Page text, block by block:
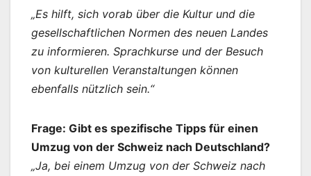
„Es hilft, sich vorab über die Kultur und die
gesellschaftlichen Normen des neuen Landes
zu informieren. Sprachkurse und der Besuch
von kulturellen Veranstaltungen können
ebenfalls nützlich sein.“
Frage: Gibt es spezifische Tipps für einen
Umzug von der Schweiz nach Deutschland?
„Ja, bei einem Umzug von der Schweiz nach